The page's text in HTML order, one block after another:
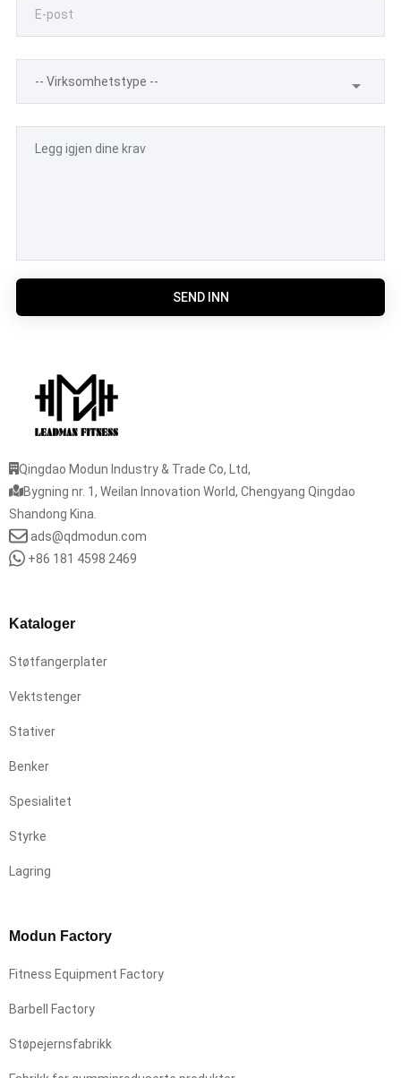
SEND INN
Qingdao Modun Industry & Trade Co, Ltd,
Bygning nr. 1, Weilan Innovation World, Chengyang Qingdao
Shandong Kina.
ads@qdmodun.com
+86 181 4598 2469
Kataloger
Støtfangerplater
Vektstenger
Stativer
Benker
Spesialitet
Styrke
Lagring
Modun Factory
Fitness Equipment Factory
Barbell Factory
Støpejernsfabrikk